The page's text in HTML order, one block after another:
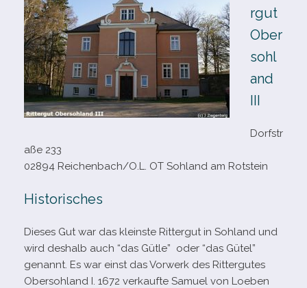
rgut
Ober
sohl
and
III
Dorfstr
aße 233
02894 Reichenbach/O.L. OT Sohland am Rotstein
Historisches
Dieses Gut war das kleinste Rittergut in Sohland und
wird des­halb auch “das Gütle” oder “das Gütel”
genannt. Es war einst das Vorwerk des Rittergutes
Obersohland I. 1672 ver­kaufte Samuel von Loeben